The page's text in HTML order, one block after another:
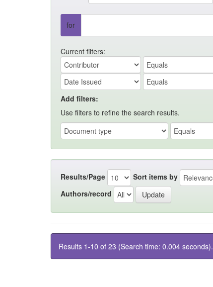
for
Current filters:
Add filters:
Use filters to refine the search results.
Results/Page Sort items by
Authors/record
Results 1-10 of 23 (Search time: 0.004 seconds).